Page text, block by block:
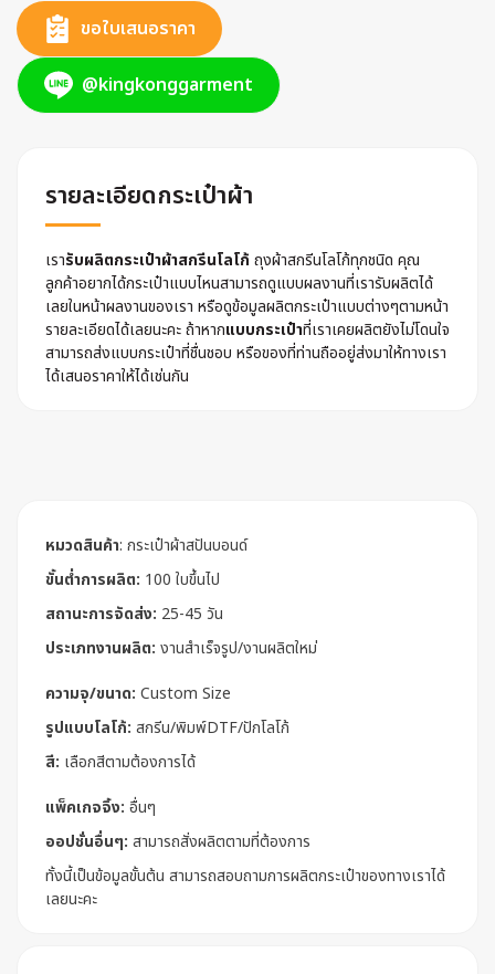
ขอใบเสนอราคา
@kingkonggarment
รายละเอียดกระเป๋าผ้า
เรารับผลิตกระเป๋าผ้าสกรีนโลโก้ ถุงผ้าสกรีนโลโก้ทุกชนิด คุณ
ลูกค้าอยากได้กระเป๋าแบบไหนสามารถดูแบบผลงานที่เรารับผลิตได้
เลยในหน้าผลงานของเรา หรือดูข้อมูลผลิตกระเป๋าแบบต่างๆตามหน้า
รายละเอียดได้เลยนะคะ ถ้าหากแบบกระเป๋าที่เราเคยผลิตยังไม่โดนใจ
สามารถส่งแบบกระเป๋าที่ชื่นชอบ หรือของที่ท่านถืออยู่ส่งมาให้ทางเรา
ได้เสนอราคาให้ได้เช่นกัน
หมวดสินค้า: กระเป๋าผ้าสปันบอนด์
ขั้นต่ำการผลิต: 100 ใบขึ้นไป
สถานะการจัดส่ง: 25-45 วัน
ประเภทงานผลิต: งานสำเร็จรูป/งานผลิตใหม่
ความจุ/ขนาด: Custom Size
รูปแบบโลโก้: สกรีน/พิมพ์DTF/ปักโลโก้
สี: เลือกสีตามต้องการได้
แพ็คเกจจิ้ง: อื่นๆ
ออปชั่นอื่นๆ: สามารถสั่งผลิตตามที่ต้องการ
ทั้งนี้เป็นข้อมูลขั้นต้น สามารถสอบถามการผลิตกระเป๋าของทางเราได้
เลยนะคะ